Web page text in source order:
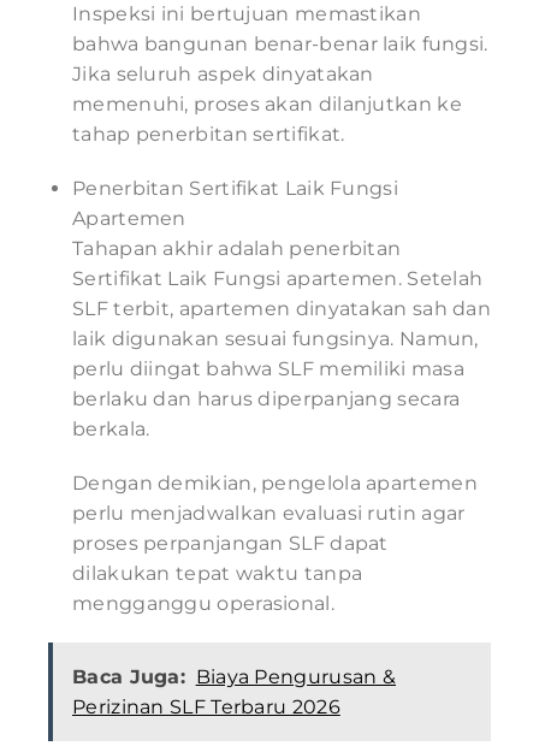
Inspeksi ini bertujuan memastikan
bahwa bangunan benar-benar laik fungsi.
Jika seluruh aspek dinyatakan
memenuhi, proses akan dilanjutkan ke
tahap penerbitan sertifikat.
Penerbitan Sertifikat Laik Fungsi
Apartemen
Tahapan akhir adalah penerbitan
Sertifikat Laik Fungsi apartemen. Setelah
SLF terbit, apartemen dinyatakan sah dan
laik digunakan sesuai fungsinya. Namun,
perlu diingat bahwa SLF memiliki masa
berlaku dan harus diperpanjang secara
berkala.
Dengan demikian, pengelola apartemen
perlu menjadwalkan evaluasi rutin agar
proses perpanjangan SLF dapat
dilakukan tepat waktu tanpa
mengganggu operasional.
Baca Juga: Biaya Pengurusan &
Perizinan SLF Terbaru 2026